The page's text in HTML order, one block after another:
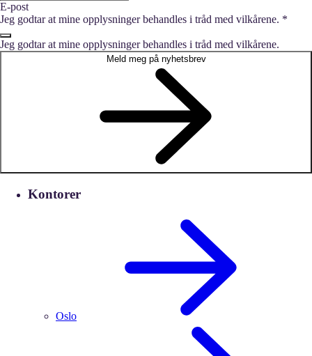
E-post
Jeg godtar at mine opplysninger behandles i tråd med vilkårene. *
Jeg godtar at mine opplysninger behandles i tråd med vilkårene.
Meld meg på nyhetsbrev
Kontorer
Oslo